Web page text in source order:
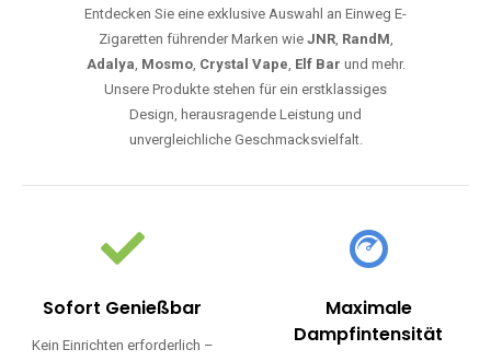
Entdecken Sie eine exklusive Auswahl an Einweg E-
Zigaretten führender Marken wie JNR, RandM,
Adalya, Mosmo, Crystal Vape, Elf Bar und mehr.
Unsere Produkte stehen für ein erstklassiges
Design, herausragende Leistung und
unvergleichliche Geschmacksvielfalt.
Sofort Genießbar
Kein Einrichten erforderlich –
Maximale
Dampfintensität